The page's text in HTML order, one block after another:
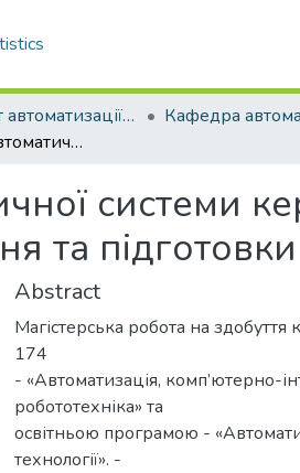
Факультет автоматизації та енергетики
Розроблення автоматичної системи керування промисловим комплексом для сушіння та підготовки зерна
системи
та
Abstract
Магістерська робота на здобуття
174
- «Автоматизація, комп’ютерно-
робототехніка» та
освітньою програмою -
технології». -